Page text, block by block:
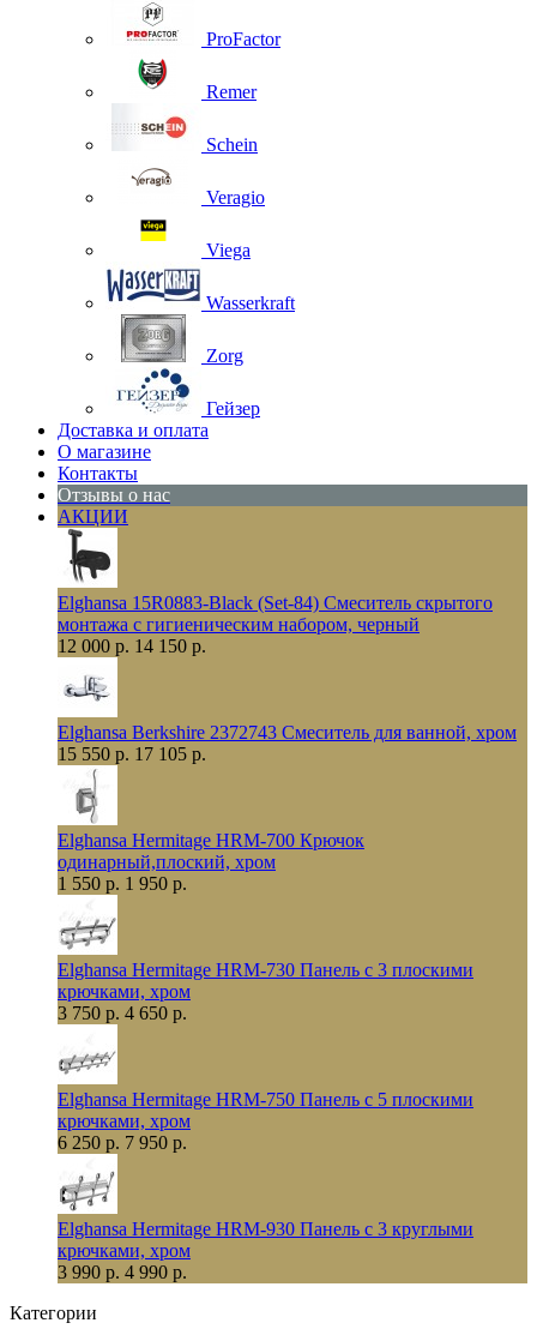
ProFactor
Remer
Schein
Veragio
Viega
Wasserkraft
Zorg
Гейзер
Доставка и оплата
О магазине
Контакты
Отзывы о нас
АКЦИИ
Elghansa 15R0883-Black (Set-84) Смеситель скрытого
монтажа с гигиеническим набором, черный
12 000 р. 14 150 р.
Elghansa Berkshire 2372743 Смеситель для ванной, хром
15 550 р. 17 105 р.
Elghansa Hermitage HRM-700 Крючок
одинарный,плоский, хром
1 550 р. 1 950 р.
Elghansa Hermitage HRM-730 Панель с 3 плоскими
крючками, хром
3 750 р. 4 650 р.
Elghansa Hermitage HRM-750 Панель с 5 плоскими
крючками, хром
6 250 р. 7 950 р.
Elghansa Hermitage HRM-930 Панель с 3 круглыми
крючками, хром
3 990 р. 4 990 р.
Категории